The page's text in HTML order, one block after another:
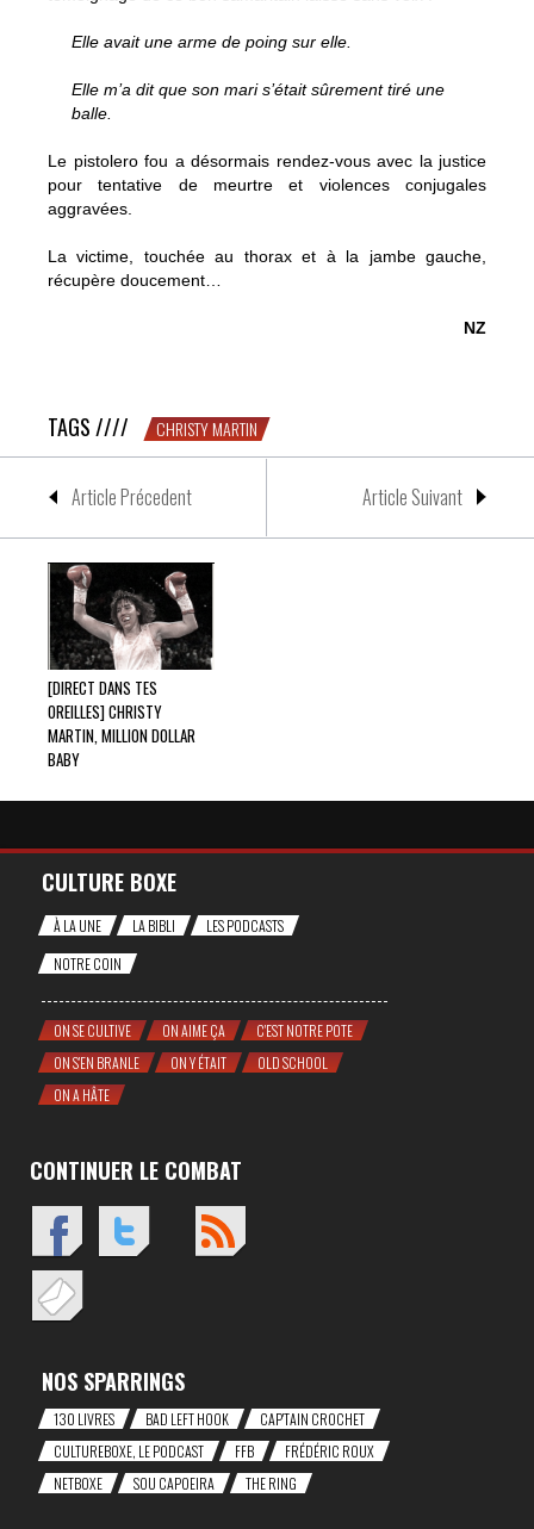
Elle avait une arme de poing sur elle.
Elle m’a dit que son mari s’était sûrement tiré une
balle.
Le pistolero fou a désormais rendez-vous avec la justice
pour tentative de meurtre et violences conjugales
aggravées.
La victime, touchée au thorax et à la jambe gauche,
récupère doucement…
NZ
TAGS //// CHRISTY MARTIN
Article Précedent Article Suivant
[DIRECT DANS TES
OREILLES] CHRISTY
MARTIN, MILLION DOLLAR
BABY
CULTURE BOXE
À LA UNE LA BIBLI
LES PODCASTS
NOTRE COIN
ON SE CULTIVE ON AIME ÇA
C'EST NOTRE POTE
ON S'EN BRANLE
ON Y ÉTAIT
OLD SCHOOL
ON A HÂTE
CONTINUER LE COMBAT
NOS SPARRINGS
130 LIVRES BAD LEFT HOOK
CAP'TAIN CROCHET
CULTUREBOXE, LE PODCAST
FFB
FRÉDÉRIC ROUX
NETBOXE
SOU CAPOEIRA THE RING